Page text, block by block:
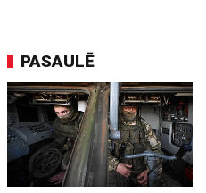
PASAULĒ